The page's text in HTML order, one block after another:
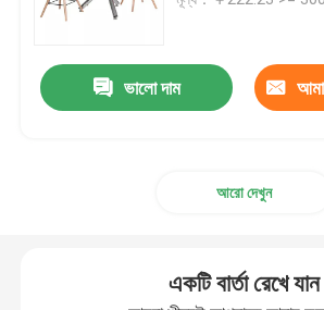
ভালো দাম
আরো দেখুন
একটি বার্তা রেখে যান